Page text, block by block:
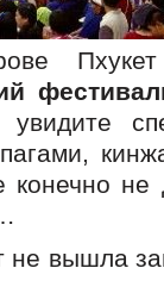
Пхукет
не
не вышла